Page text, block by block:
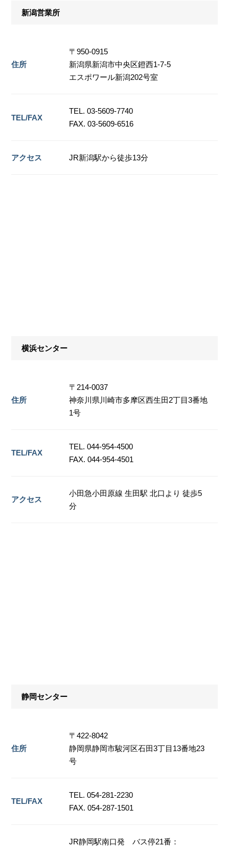
新潟営業所
住所
〒950-0915
新潟県新潟市中央区鐙西1-7-5
エスポワール新潟202号室
TEL/FAX
TEL. 03-5609-7740
FAX. 03-5609-6516
アクセス JR新潟駅から徒歩13分
横浜センター
住所
〒214-0037
神奈川県川崎市多摩区西生田2丁目3番地
1号
TEL/FAX
TEL. 044-954-4500
FAX. 044-954-4501
アクセス
小田急小田原線 生田駅 北口より 徒歩5
分
静岡センター
住所
〒422-8042
静岡県静岡市駿河区石田3丁目13番地23
号
TEL/FAX
TEL. 054-281-2230
FAX. 054-287-1501
JR静岡駅南口発 バス停21番：